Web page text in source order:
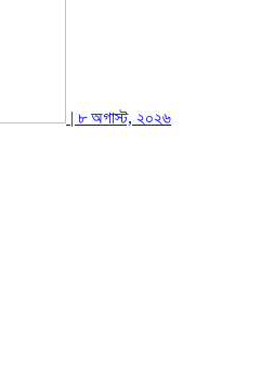
| ৮ অগাস্ট, ২০২৬